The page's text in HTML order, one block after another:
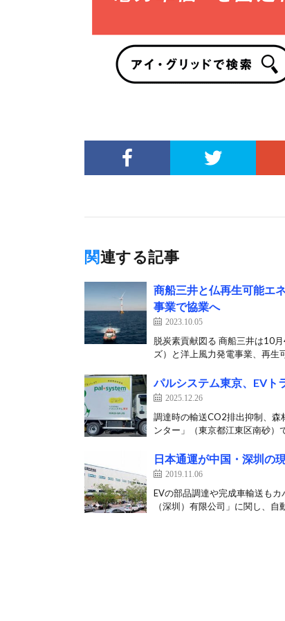
関連する記事
商船三井と仏再生可能エ
事業で協業へ
2023.10.05
脱炭素貢献図る 商船三井は10
ズ）と洋上風力発電事業、再生
パルシステム東京、EVト
2025.12.26
調達時の輸送CO2排出抑制、
ンター」（東京都江東区南砂）
日本通運が中国・深圳の
2019.11.06
EVの部品調達や完成車輸送も
（深圳）有限公司」に関し、